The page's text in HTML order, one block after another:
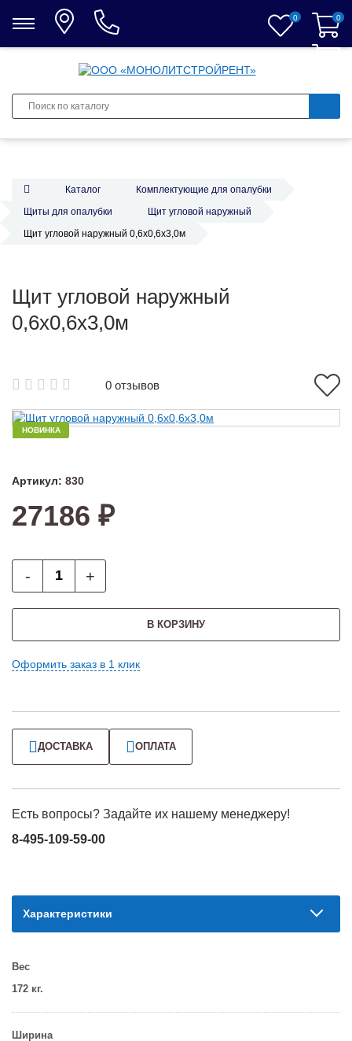
0 0
0
Каталог
Комплектующие для опалубки
Щиты для опалубки
Щит угловой наружный
Щит угловой наружный 0,6х0,6х3,0м
Щит угловой наружный
0,6х0,6х3,0м
0 отзывов
НОВИНКА
Артикул: 830
27186 ₽
- +
В КОРЗИНУ
Оформить заказ в 1 клик
ДОСТАВКА ОПЛАТА
Есть вопросы? Задайте их нашему менеджеру!
8-495-109-59-00
Характеристики
Вес
172 кг.
Ширина